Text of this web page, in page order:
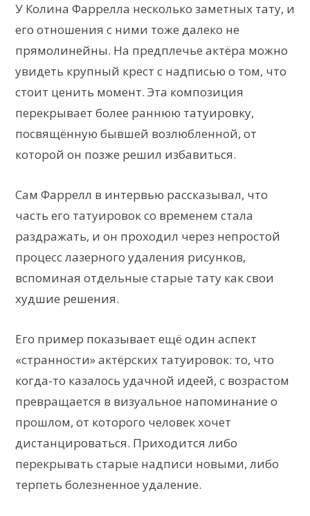
У Колина Фаррелла несколько заметных тату, и
его отношения с ними тоже далеко не
прямолинейны. На предплечье актёра можно
увидеть крупный крест с надписью о том, что
стоит ценить момент. Эта композиция
перекрывает более раннюю татуировку,
посвящённую бывшей возлюбленной, от
которой он позже решил избавиться.
Сам Фаррелл в интервью рассказывал, что
часть его татуировок со временем стала
раздражать, и он проходил через непростой
процесс лазерного удаления рисунков,
вспоминая отдельные старые тату как свои
худшие решения.
Его пример показывает ещё один аспект
«странности» актёрских татуировок: то, что
когда-то казалось удачной идеей, с возрастом
превращается в визуальное напоминание о
прошлом, от которого человек хочет
дистанцироваться. Приходится либо
перекрывать старые надписи новыми, либо
терпеть болезненное удаление.